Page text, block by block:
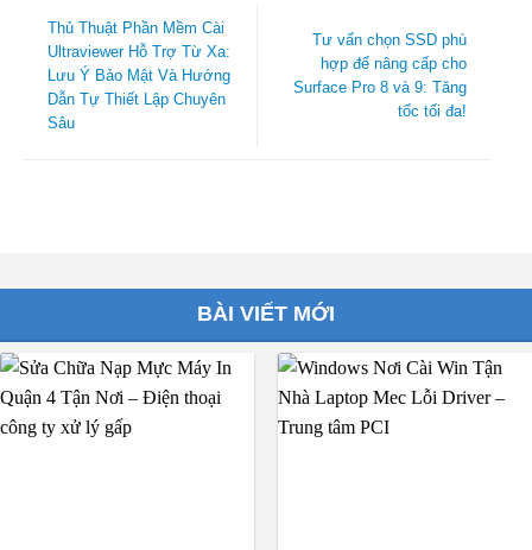
Thủ Thuật Phần Mềm Cài
Ultraviewer Hỗ Trợ Từ Xa:
Lưu Ý Bảo Mật Và Hướng
Dẫn Tự Thiết Lập Chuyên
Sâu
Tư vấn chọn SSD phù
hợp để nâng cấp cho
Surface Pro 8 và 9: Tăng
tốc tối đa!
BÀI VIẾT MỚI